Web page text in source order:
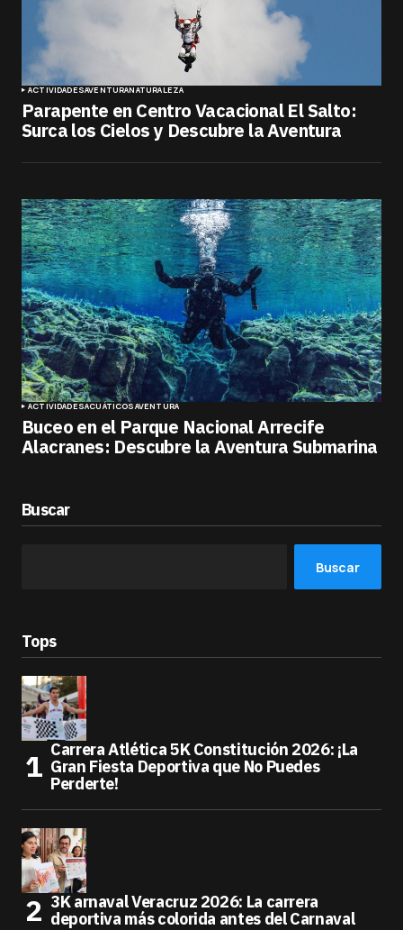
ACTIVIDADESAVENTURANATURALEZA
Parapente en Centro Vacacional El Salto:
Surca los Cielos y Descubre la Aventura
ACTIVIDADESACUÁTICOSAVENTURA
Buceo en el Parque Nacional Arrecife
Alacranes: Descubre la Aventura Submarina
Buscar
Buscar
Tops
Carrera Atlética 5K Constitución 2026: ¡La
Gran Fiesta Deportiva que No Puedes
Perderte!
3K arnaval Veracruz 2026: La carrera
deportiva más colorida antes del Carnaval